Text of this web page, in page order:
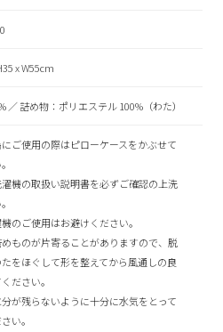
x W55cm
／ 詰め物：ポリエステル 100%（わた）
にご使用の際はピローケースをかぶせて
濯機の取扱い説明書を必ずご確認の上洗
のご使用はお避けください。
めものが片寄ることがありますので、脱
をほぐして形を整えてから風通しの良
ださい。
分が残らないように十分に水気をとって
い。